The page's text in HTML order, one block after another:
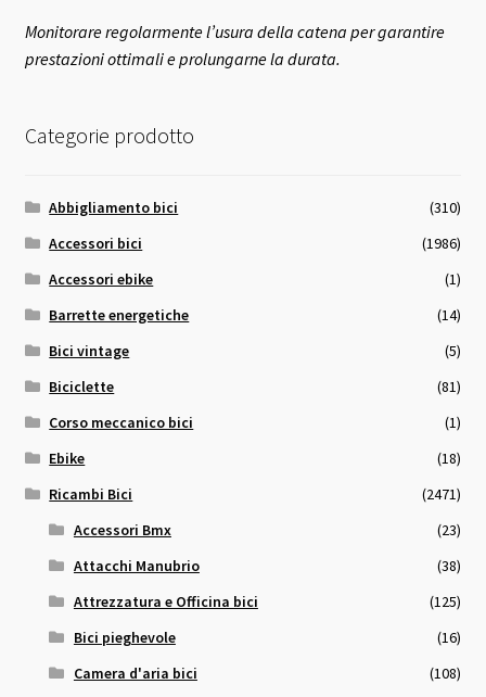
Monitorare regolarmente l’usura della catena per garantire
prestazioni ottimali e prolungarne la durata.
Categorie prodotto
Abbigliamento bici
(310)
Accessori bici
(1986)
Accessori ebike
(1)
Barrette energetiche
(14)
Bici vintage
(5)
Biciclette
(81)
Corso meccanico bici
(1)
Ebike
(18)
Ricambi Bici
(2471)
Accessori Bmx
(23)
Attacchi Manubrio
(38)
Attrezzatura e Officina bici
(125)
Bici pieghevole
(16)
Camera d'aria bici
(108)